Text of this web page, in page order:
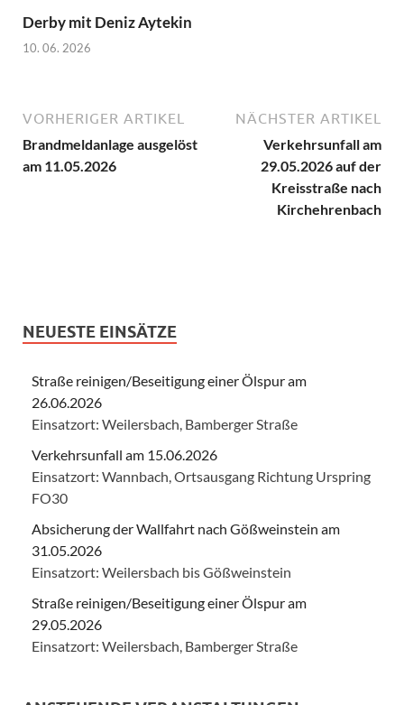
Derby mit Deniz Aytekin
10. 06. 2026
VORHERIGER ARTIKEL
Brandmeldanlage ausgelöst
am 11.05.2026
NÄCHSTER ARTIKEL
Verkehrsunfall am
29.05.2026 auf der
Kreisstraße nach
Kirchehrenbach
NEUESTE EINSÄTZE
Straße reinigen/Beseitigung einer Ölspur am
26.06.2026
Einsatzort: Weilersbach, Bamberger Straße
Verkehrsunfall am 15.06.2026
Einsatzort: Wannbach, Ortsausgang Richtung Urspring
FO30
Absicherung der Wallfahrt nach Gößweinstein am
31.05.2026
Einsatzort: Weilersbach bis Gößweinstein
Straße reinigen/Beseitigung einer Ölspur am
29.05.2026
Einsatzort: Weilersbach, Bamberger Straße